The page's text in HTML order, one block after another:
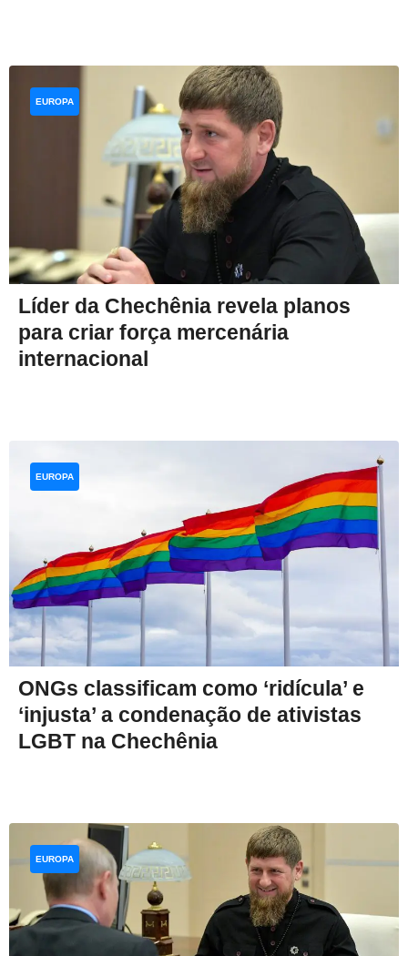
Líder da Chechênia revela planos
para criar força mercenária
internacional
EUROPA
ONGs classificam como ‘ridícula’ e
‘injusta’ a condenação de ativistas
LGBT na Chechênia
EUROPA
EUROPA